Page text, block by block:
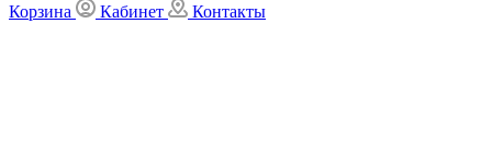
Корзина
Кабинет Контакты